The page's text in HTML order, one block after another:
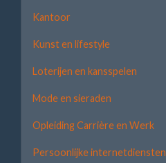
Kantoor
Kunst en lifestyle
Loterijen en kansspelen
Mode en sieraden
Opleiding Carrière en Werk
Persoonlijke internetdiensten